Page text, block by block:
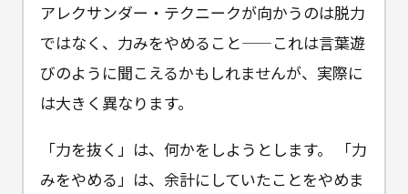
アレクサンダー・テクニークが向かうのは脱力
ではなく、力みをやめること——これは言葉遊
びのように聞こえるかもしれませんが、実際に
は大きく異なります。
「力を抜く」は、何かをしようとします。 「力
みをやめる」は、余計にしていたことをやめま